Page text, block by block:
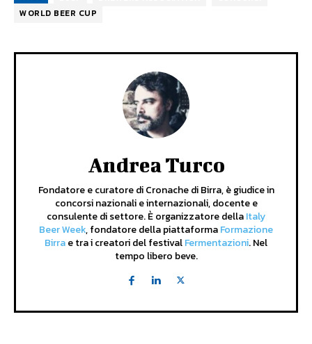
WORLD BEER CUP
Andrea Turco
Fondatore e curatore di Cronache di Birra, è giudice in
concorsi nazionali e internazionali, docente e
consulente di settore. È organizzatore dellaItaly
Beer Week, fondatore della piattaformaFormazione
Birrae tra i creatori del festivalFermentazioni. Nel
tempo libero beve.